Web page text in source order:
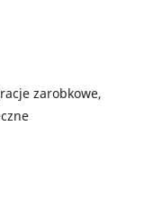
zarobkowe,